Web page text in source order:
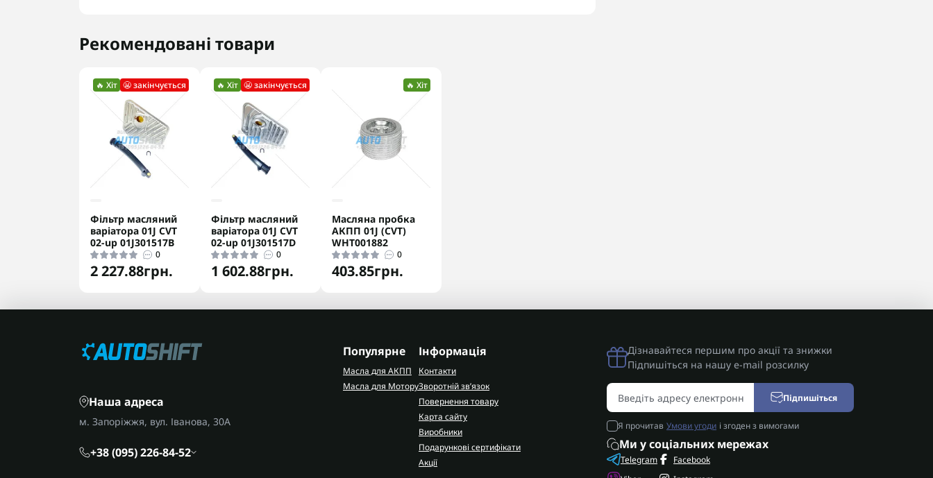
Рекомендовані товари
🔥 Хіт 😬 закінчується
Фільтр масляний
варіатора 01J CVT
02-up 01J301517B
0
2 227.88грн.
🔥 Хіт 😬 закінчується
Фільтр масляний
варіатора 01J CVT
02-up 01J301517D
0
1 602.88грн.
🔥 Хіт
Масляна пробка
АКПП 01J (CVT)
WHT001882
0
403.85грн.
Наша адреса
м. Запоріжжя, вул. Іванова, 30А
+38 (095) 226-84-52
Популярне
Масла для АКПП
Масла для Мотору
Інформація
Контакти
Зворотній зв’язок
Повернення товару
Карта сайту
Виробники
Подарункові сертифікати
Акції
Ми у соціальних мережах
Telegram
Facebook
Дізнавайтеся першим про акції та знижки
Підпишіться на нашу e-mail розсилку
Підпишіться
Я прочитав Умови угоди і згоден з вимогами